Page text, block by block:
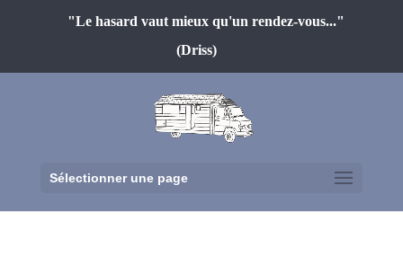
"Le hasard vaut mieux qu'un rendez-vous..."
(Driss)
Sélectionner une page